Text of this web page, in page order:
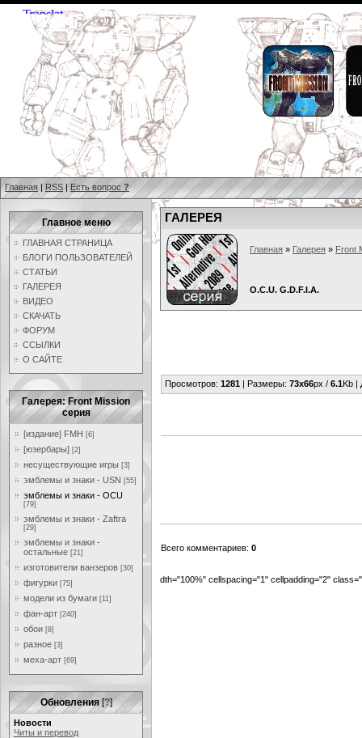
Главная | RSS | Есть вопрос ?
Главное меню
ГЛАВНАЯ СТРАНИЦА
БЛОГИ ПОЛЬЗОВАТЕЛЕЙ
СТАТЬИ
ГАЛЕРЕЯ
ВИДЕО
СКАЧАТЬ
ФОРУМ
ССЫЛКИ
О САЙТЕ
Галерея: Front Mission
серия
[издание] FMH [6]
[юзербары] [2]
несуществующие игры [3]
эмблемы и знаки - USN [55]
эмблемы и знаки - OCU
[79]
эмблемы и знаки - Zaftra
[29]
эмблемы и знаки -
остальные [21]
изготовители ванзеров [30]
фигурки [75]
модели из бумаги [11]
фан-арт [240]
обои [8]
разное [3]
меха-арт [69]
Обновления [?]
Новости
Читы и перевод
ГАЛЕРЕЯ
Главная » Галерея » Front
O.C.U. G.D.F.I.A.
Просмотров: 1281 | Размеры: 73x66px / 6.1Kb |
Всего комментариев: 0
dth="100%" cellspacing="1" cellpadding="2"